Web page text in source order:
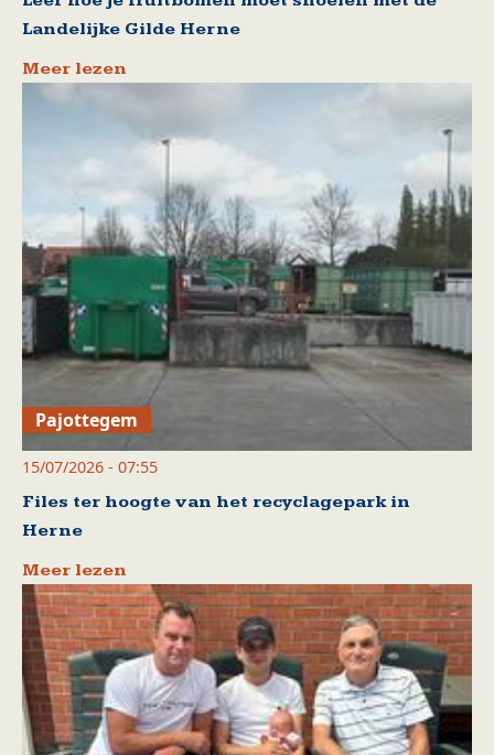
Landelijke Gilde Herne
Meer lezen
Pajottegem
15/07/2026 - 07:55
Files ter hoogte van het recyclagepark in
Herne
Meer lezen